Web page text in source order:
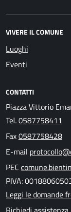
VIVERE IL COMUNE
Luoghi
Eventi
CONTATTI
Piazza Vittorio
Tel.0587758411
Fax0587758428
E-mail
PEC
PIVA:
Leggi le domande